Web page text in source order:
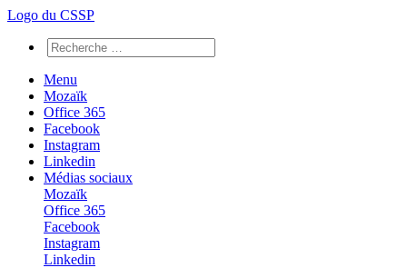
Logo du CSSP
Menu
Mozaïk
Office 365
Facebook
Instagram
Linkedin
Médias sociaux
Mozaïk
Office 365
Facebook
Instagram
Linkedin